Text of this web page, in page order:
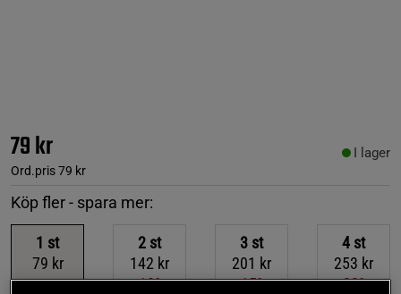
79 kr
Ord.pris79 kr
I lager
Köp fler - spara mer:
1 st
79 kr
2 st
142 kr
-10%
3 st
201 kr
-15%
4 st
253 kr
-20%